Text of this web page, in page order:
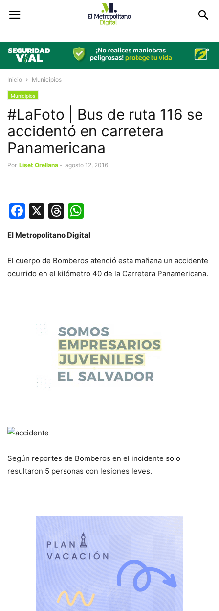
Inicio Municipios
Municipios
#LaFoto | Bus de ruta 116 se
accidentó en carretera
Panamericana
Por Liset Orellana - agosto 12, 2016
Facebook
X Threads
El Metropolitano Digital
El cuerpo de Bomberos atendió esta mañana un accidente
ocurrido en el kilómetro 40 de la Carretera Panamericana.
Según reportes de Bomberos en el incidente solo
resultaron 5 personas con lesiones leves.